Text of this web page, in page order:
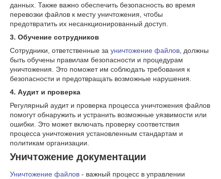
данных. Также важно обеспечить безопасность во время
перевозки файлов к месту уничтожения, чтобы
предотвратить их несанкционированный доступ.
3. Обучение сотрудников
Сотрудники, ответственные за уничтожение файлов , должны
быть обучены правилам безопасности и процедурам
уничтожения. Это поможет им соблюдать требования к
безопасности и предотвращать возможные нарушения.
4. Аудит и проверка
Регулярный аудит и проверка процесса уничтожения файлов
помогут обнаружить и устранить возможные уязвимости или
ошибки. Это может включать проверку соответствия
процесса уничтожения установленным стандартам и
политикам организации.
Уничтожение документации
Уничтожение файлов - важный процесс в управлении